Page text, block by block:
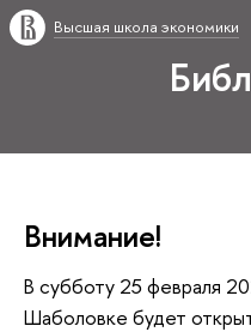
Высшая школа экономики
Внимание!
В субботу 25 февраля
Шаболовке будет